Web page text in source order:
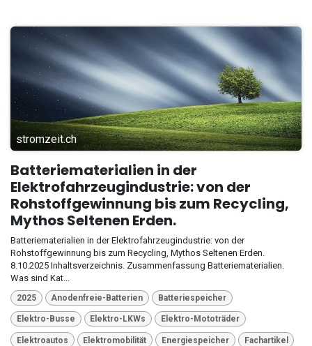
stromzeit.ch
Batteriematerialien in der
Elektrofahrzeugindustrie: von der
Rohstoffgewinnung bis zum Recycling,
Mythos Seltenen Erden.
Batteriematerialien in der Elektrofahrzeugindustrie: von der
Rohstoffgewinnung bis zum Recycling, Mythos Seltenen Erden.
8.10.2025 Inhaltsverzeichnis. Zusammenfassung Batteriematerialien.
Was sind Kat...
2025 Anodenfreie-Batterien Batteriespeicher
Elektro-Busse Elektro-LKWs Elektro-Mototräder
Elektroautos Elektromobilität Energiespeicher Fachartikel